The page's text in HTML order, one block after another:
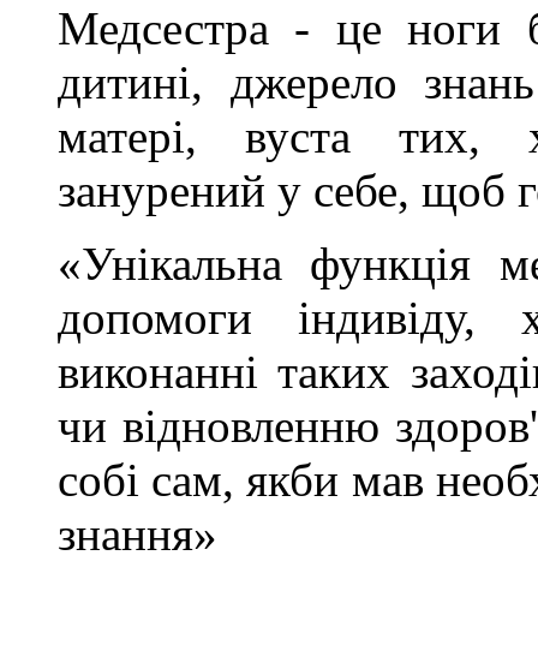
Медсестра - це ноги
дитині, джерело
матері, вуста тих,
занурений у себе, щоб
«Унікальна функція
допомоги
виконанні таких
чи відновленню
собі сам, якби мав
знання»